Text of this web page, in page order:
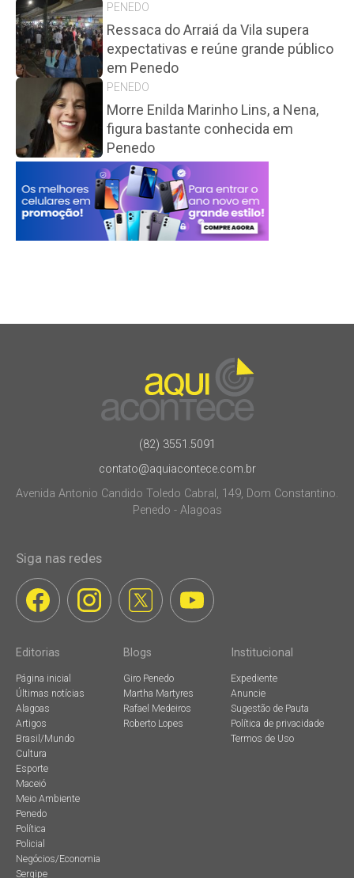
PENEDO
Ressaca do Arraiá da Vila supera
expectativas e reúne grande público
em Penedo
PENEDO
Morre Enilda Marinho Lins, a Nena,
figura bastante conhecida em
Penedo
(82) 3551.5091
contato@aquiacontece.com.br
Avenida Antonio Candido Toledo Cabral, 149, Dom Constantino.
Penedo - Alagoas
Siga nas redes
Editorias
Página inicial
Últimas notícias
Alagoas
Artigos
Brasil/Mundo
Cultura
Esporte
Maceió
Meio Ambiente
Penedo
Política
Policial
Negócios/Economia
Sergipe
Blogs
Giro Penedo
Martha Martyres
Rafael Medeiros
Roberto Lopes
Institucional
Expediente
Anuncie
Sugestão de Pauta
Política de privacidade
Termos de Uso